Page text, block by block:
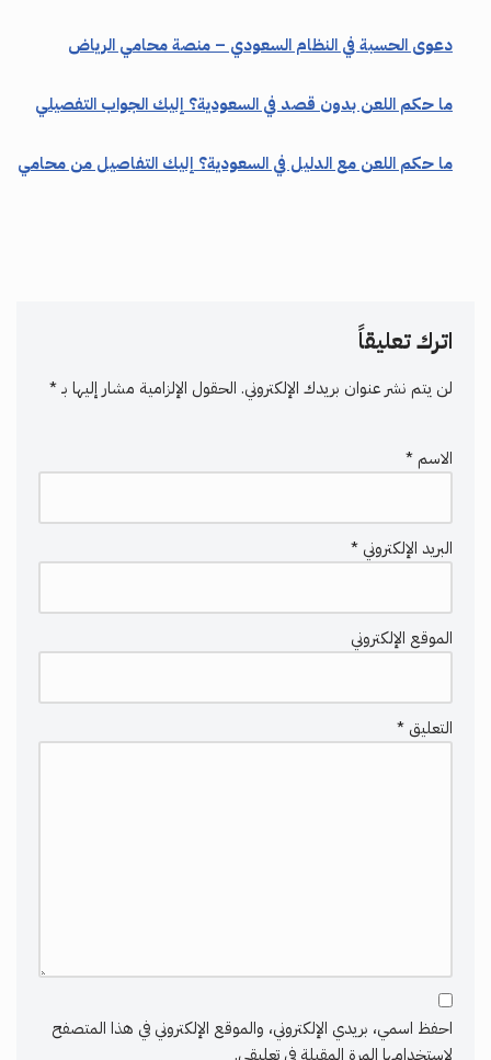
دعوى الحسبة في النظام السعودي – منصة محامي الرياض
ما حكم اللعن بدون قصد في السعودية؟ إليك الجواب التفصيلي
ما حكم اللعن مع الدليل في السعودية؟ إليك التفاصيل من محامي
اترك تعليقاً
لن يتم نشر عنوان بريدك الإلكتروني. الحقول الإلزامية مشار إليها بـ*
الاسم*
البريد الإلكتروني *
الموقع الإلكتروني
التعليق *
احفظ اسمي، بريدي الإلكتروني، والموقع الإلكتروني في هذا المتصفح
لاستخدامها المرة المقبلة في تعليقي.